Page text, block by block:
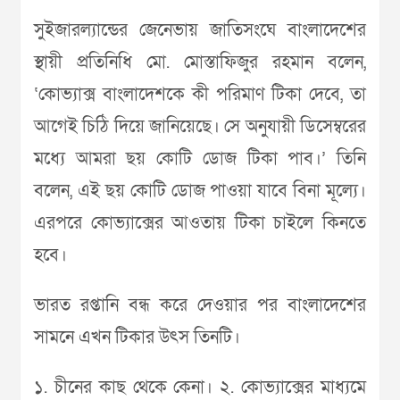
সুইজারল্যান্ডের জেনেভায় জাতিসংঘে বাংলাদেশের
স্থায়ী প্রতিনিধি মো. মোস্তাফিজুর রহমান বলেন,
‘কোভ্যাক্স বাংলাদেশকে কী পরিমাণ টিকা দেবে, তা
আগেই চিঠি দিয়ে জানিয়েছে। সে অনুযায়ী ডিসেম্বরের
মধ্যে আমরা ছয় কোটি ডোজ টিকা পাব।’ তিনি
বলেন, এই ছয় কোটি ডোজ পাওয়া যাবে বিনা মূল্যে।
এরপরে কোভ্যাক্সের আওতায় টিকা চাইলে কিনতে
হবে।
ভারত রপ্তানি বন্ধ করে দেওয়ার পর বাংলাদেশের
সামনে এখন টিকার উৎস তিনটি।
১. চীনের কাছ থেকে কেনা। ২. কোভ্যাক্সের মাধ্যমে